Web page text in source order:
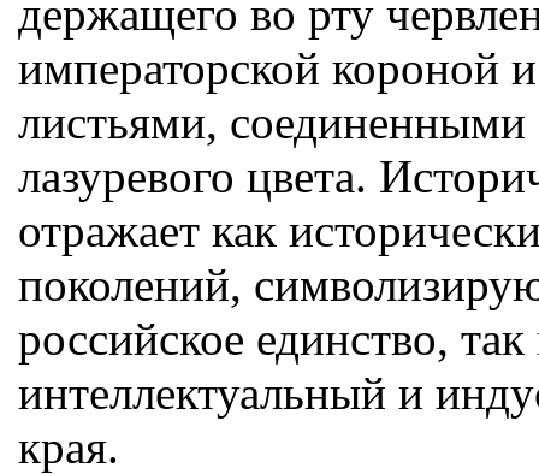
держащего во рту
императорской короной
листьями, соединенными
лазуревого цвета.
отражает как
поколений,
российское единство,
интеллектуальный и
края.